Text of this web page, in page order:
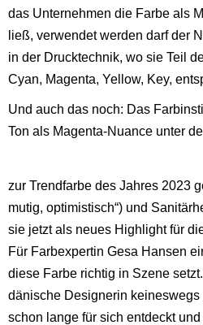
das Unternehmen die Farbe als
ließ, verwendet werden darf der
in der Drucktechnik, wo sie Teil
Cyan, Magenta, Yellow, Key,
Und auch das noch: Das
Ton als Magenta-Nuance unter
zur Trendfarbe des Jahres 2023
mutig, optimistisch“) und
sie jetzt als neues Highlight für
Für Farbexpertin Gesa Hansen
diese Farbe richtig in Szene
dänische Designerin
schon lange für sich entdeckt